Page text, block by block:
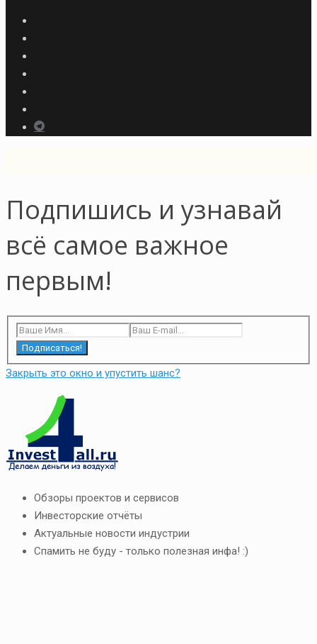
Подпишись и узнавай
всё самое важное
первым!
Подписаться!
Закрыть это окно и упустить шанс?
Обзоры проектов и сервисов
Инвесторские отчёты
Актуальные новости индустрии
Спамить не буду - только полезная инфа! :)